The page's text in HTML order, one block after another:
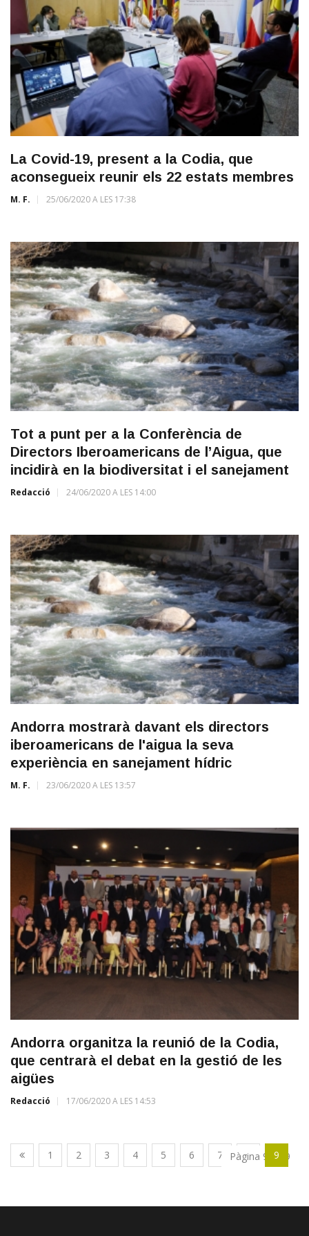
La Covid-19, present a la Codia, que
aconsegueix reunir els 22 estats membres
M. F. 25/06/2020 A LES 17:38
Tot a punt per a la Conferència de
Directors Iberoamericans de l’Aigua, que
incidirà en la biodiversitat i el sanejament
Redacció 24/06/2020 A LES 14:00
Andorra mostrarà davant els directors
iberoamericans de l'aigua la seva
experiència en sanejament hídric
M. F. 23/06/2020 A LES 13:57
Andorra organitza la reunió de la Codia,
que centrarà el debat en la gestió de les
aigües
Redacció 17/06/2020 A LES 14:53
1 2 3 4 5 6 7 8 9
Pàgina 9 de 9